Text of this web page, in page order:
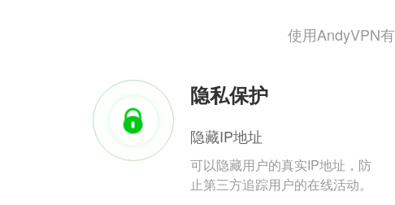
使用AndyVPN
隐私保护
隐藏IP地址
可以隐藏用户的真实IP地址，防
止第三方追踪用户的在线活动。